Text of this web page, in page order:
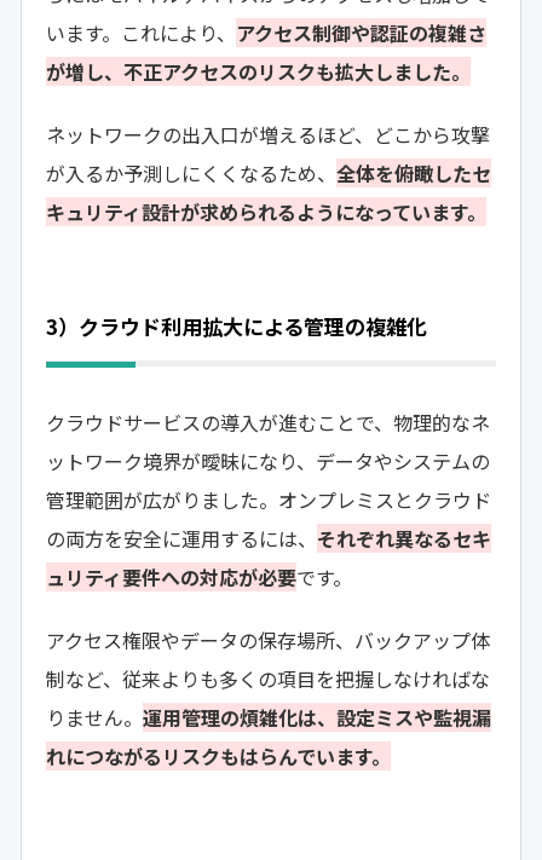
います。これにより、 アクセス制御や認証の複雑さ
が増し、不正アクセスのリスクも拡大しました。
ネットワークの出入口が増えるほど、どこから攻撃
が入るか予測しにくくなるため、 全体を俯瞰したセ
キュリティ設計が求められるようになっています。
3）クラウド利用拡大による管理の複雑化
クラウドサービスの導入が進むことで、物理的なネ
ットワーク境界が曖昧になり、データやシステムの
管理範囲が広がりました。オンプレミスとクラウド
の両方を安全に運用するには、 それぞれ異なるセキ
ュリティ要件への対応が必要です。
アクセス権限やデータの保存場所、バックアップ体
制など、従来よりも多くの項目を把握しなければな
りません。 運用管理の煩雑化は、設定ミスや監視漏
れにつながるリスクもはらんでいます。